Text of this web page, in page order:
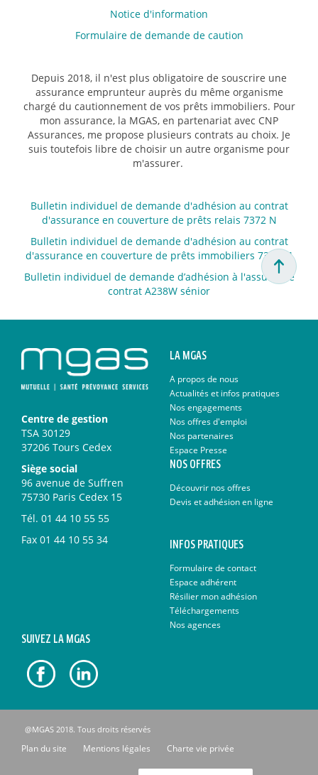
Notice d'information
Formulaire de demande de caution
Depuis 2018, il n'est plus obligatoire de souscrire une
assurance emprunteur auprès du même organisme
chargé du cautionnement de vos prêts immobiliers. Pour
mon assurance, la MGAS, en partenariat avec CNP
Assurances, me propose plusieurs contrats au choix. Je
suis toutefois libre de choisir un autre organisme pour
m'assurer.
Bulletin individuel de demande d'adhésion au contrat
d'assurance en couverture de prêts relais 7372 N
Bulletin individuel de demande d'adhésion au contrat
d'assurance en couverture de prêts immobiliers 7371 M
Bulletin individuel de demande d’adhésion à l'assurance
contrat A238W sénior
Centre de gestion
TSA 30129
37206 Tours Cedex
Siège social
96 avenue de Suffren
75730 Paris Cedex 15
Tél. 01 44 10 55 55
Fax 01 44 10 55 34
LA MGAS
A propos de nous
Actualités et infos pratiques
Nos engagements
Nos offres d'emploi
Nos partenaires
Espace Presse
NOS OFFRES
Découvrir nos offres
Devis et adhésion en ligne
INFOS PRATIQUES
Formulaire de contact
Espace adhérent
Résilier mon adhésion
Téléchargements
Nos agences
SUIVEZ LA MGAS
@MGAS 2018. Tous droits réservés
Plan du site Mentions légales Charte vie privée